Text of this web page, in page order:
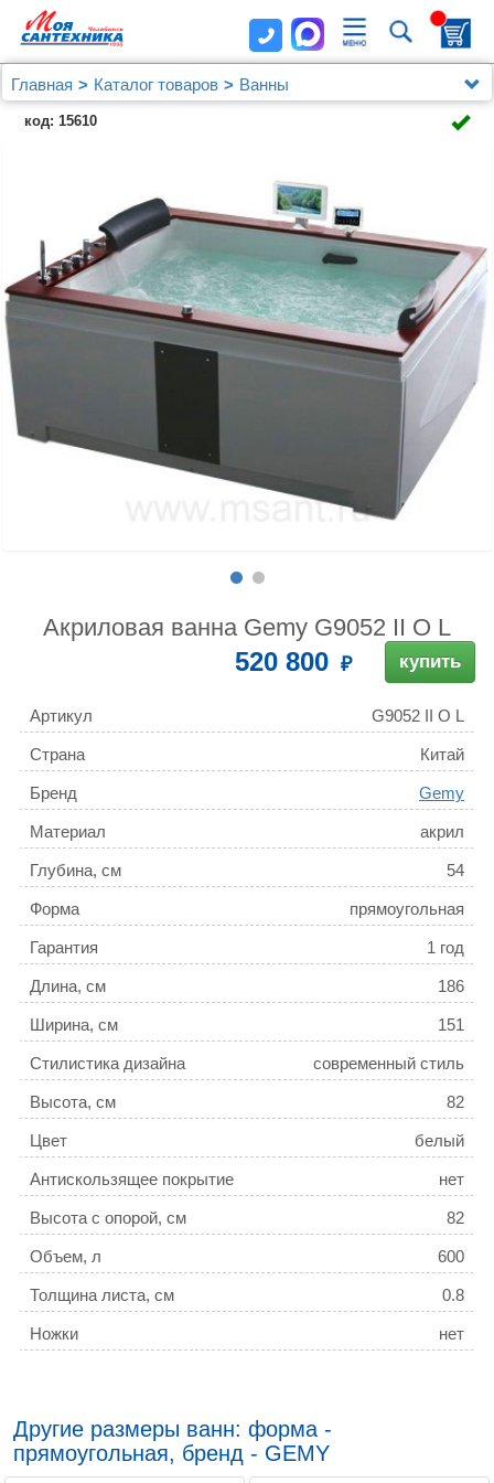
Главная Каталог товаров
Ванны
Акриловая ванна Gemy G9052 II O L
код: 15610
Акриловая ванна Gemy G9052 II O L
520 800 купить
Артикул G9052 II O L
Страна Китай
Бренд Gemy
Материал акрил
Глубина, см 54
Форма прямоугольная
Гарантия 1 год
Длина, см 186
Ширина, см 151
Стилистика дизайна современный стиль
Высота, см 82
Цвет белый
Антискользящее покрытие нет
Высота с опорой, см 82
Объем, л 600
Толщина листа, см 0.8
Ножки нет
Хромотерапия
Другие размеры ванн: форма -
прямоугольная, бренд - GEMY